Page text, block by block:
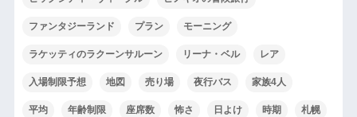
ファンタジーランド プラン モーニング
ラケッティのラクーンサルーン リーナ・ベル レア
入場制限予想 地図 売り場 夜行バス 家族4人
平均 年齢制限 座席数 怖さ 日よけ 時期 札幌